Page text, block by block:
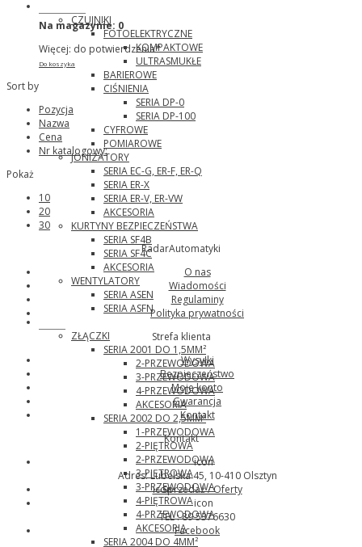
CZUJNIKI
FOTOELEKTRYCZNE
KOMPAKTOWE
ULTRASMUKŁE
BARIEROWE
CIŚNIENIA
SERIA DP-0
SERIA DP-100
CYFROWE
POMIAROWE
JONIZATORY
SERIA EC-G, ER-F, ER-Q
SERIA ER-X
SERIA ER-V, ER-VW
AKCESORIA
KURTYNY BEZPIECZEŃSTWA
SERIA SF4B
SERIA SF4C
AKCESORIA
WENTYLATORY
SERIA ASEN
SERIA ASFN
ZŁĄCZKI
SERIA 2001 DO 1,5MM²
2-PRZEWODOWA
3-PRZEWODOWA
4-PRZEWODOWA
AKCESORIA
SERIA 2002 DO 2,5MM²
1-PRZEWODOWA
2-PIĘTROWA
2-PRZEWODOWA
3-PIĘTROWA
3-PRZEWODOWA
4-PIĘTROWA
4-PRZEWODOWA
AKCESORIA
SERIA 2004 DO 4MM²
Na magazynie: 0
Więcej: do potwierdzenia*
Do koszyka
Sort by
Pozycja
Nazwa
Cena
Nr katalogowy:
Pokaż
10
20
30
RadarAutomatyki
O nas
Wiadomości
Regulaminy
Polityka prywatności
Strefa klienta
Wysyłki
Bezpieczeństwo
Moje konto
Gwarancja
Kontakt
Kontakt
icon
Adres: Lubelska 45, 10-410 Olsztyn
iconSprzedaż / Oferty
icon
TEL : 89 5376630
Facebook